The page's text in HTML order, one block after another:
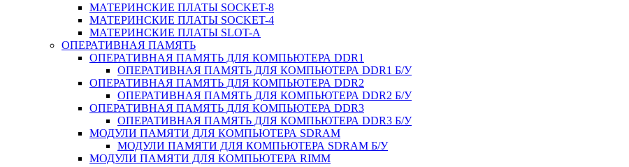
МАТЕРИНСКИЕ ПЛАТЫ SOCKET-8
МАТЕРИНСКИЕ ПЛАТЫ SOCKET-4
МАТЕРИНСКИЕ ПЛАТЫ SLOT-A
ОПЕРАТИВНАЯ ПАМЯТЬ
ОПЕРАТИВНАЯ ПАМЯТЬ ДЛЯ КОМПЬЮТЕРА DDR1
ОПЕРАТИВНАЯ ПАМЯТЬ ДЛЯ КОМПЬЮТЕРА DDR1 Б/У
ОПЕРАТИВНАЯ ПАМЯТЬ ДЛЯ КОМПЬЮТЕРА DDR2
ОПЕРАТИВНАЯ ПАМЯТЬ ДЛЯ КОМПЬЮТЕРА DDR2 Б/У
ОПЕРАТИВНАЯ ПАМЯТЬ ДЛЯ КОМПЬЮТЕРА DDR3
ОПЕРАТИВНАЯ ПАМЯТЬ ДЛЯ КОМПЬЮТЕРА DDR3 Б/У
МОДУЛИ ПАМЯТИ ДЛЯ КОМПЬЮТЕРА SDRAM
МОДУЛИ ПАМЯТИ ДЛЯ КОМПЬЮТЕРА SDRAM Б/У
МОДУЛИ ПАМЯТИ ДЛЯ КОМПЬЮТЕРА RIMM